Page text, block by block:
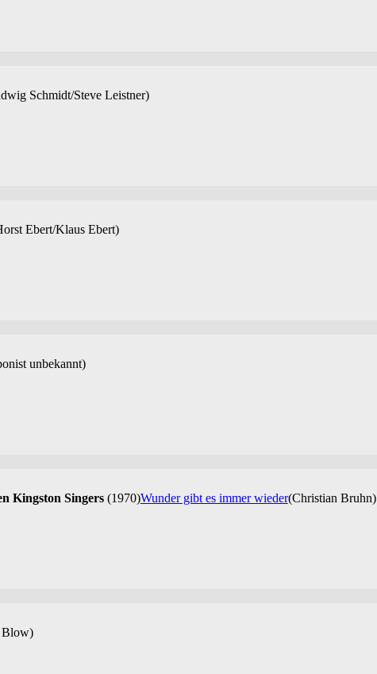
Schmidt/Steve Leistner)
Ebert/Klaus Ebert)
unbekannt)
Kingston Singers(1970)Wunder gibt es immer wieder(Christian Bruhn)
Blow)